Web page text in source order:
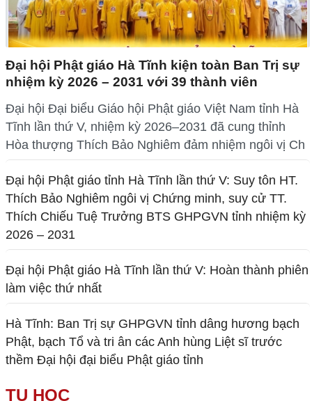
Đại hội Phật giáo Hà Tĩnh kiện toàn Ban Trị sự
nhiệm kỳ 2026 – 2031 với 39 thành viên
Đại hội Đại biểu Giáo hội Phật giáo Việt Nam tỉnh Hà
Tĩnh lần thứ V, nhiệm kỳ 2026–2031 đã cung thỉnh
Hòa thượng Thích Bảo Nghiêm đảm nhiệm ngôi vị Ch
Đại hội Phật giáo tỉnh Hà Tĩnh lần thứ V: Suy tôn HT.
Thích Bảo Nghiêm ngôi vị Chứng minh, suy cử TT.
Thích Chiếu Tuệ Trưởng BTS GHPGVN tỉnh nhiệm kỳ
2026 – 2031
Đại hội Phật giáo Hà Tĩnh lần thứ V: Hoàn thành phiên
làm việc thứ nhất
Hà Tĩnh: Ban Trị sự GHPGVN tỉnh dâng hương bạch
Phật, bạch Tổ và tri ân các Anh hùng Liệt sĩ trước
thềm Đại hội đại biểu Phật giáo tỉnh
TU HỌC